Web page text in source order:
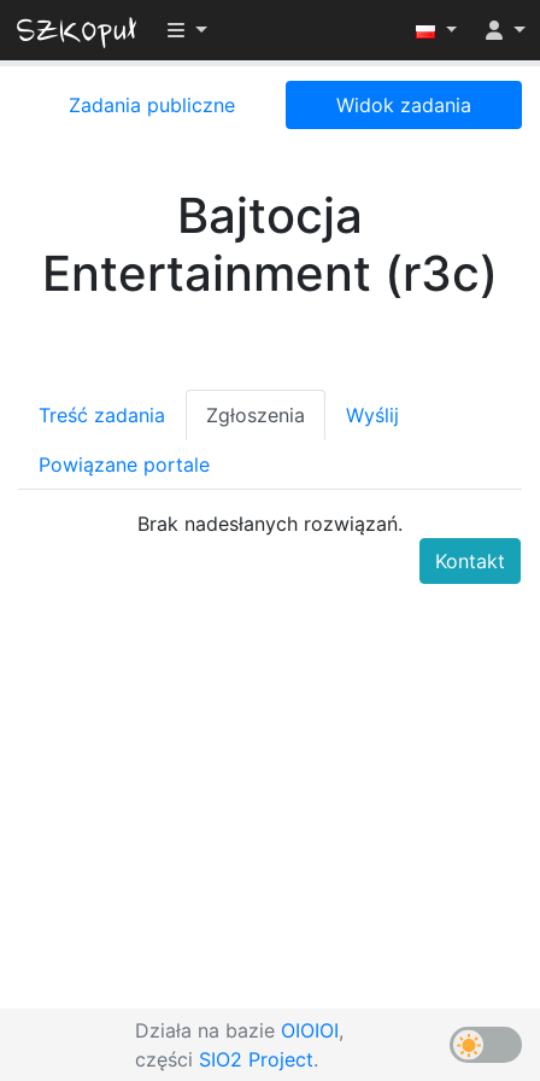
Przełącz widoczność menu
Zadania publiczne Widok zadania
Bajtocja
Entertainment (r3c)
Treść zadania Zgłoszenia Wyślij
Powiązane portale
Brak nadesłanych rozwiązań.
Działa na bazie OIOIOI,
części SIO2 Project.
Kontakt